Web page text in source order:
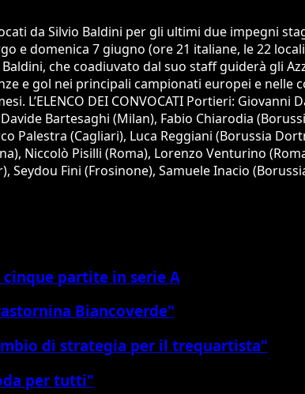
da Silvio Baldini per gli ultimi due impegni
e domenica 7 giugno (ore 21 italiane, le 22
che coadiuvato dal suo staff guiderà gli
e gol nei principali campionati europei e nelle
L’ELENCO DEI CONVOCATI Portieri:
Bartesaghi (Milan), Fabio Chiarodia
Palestra (Cagliari), Luca Reggiani (Borussia
Niccolò Pisilli (Roma), Lorenzo Venturino
Fini (Frosinone), Samuele Inacio
partite in serie A
Biancoverde"
di strategia per il trequartista"
per tutti"